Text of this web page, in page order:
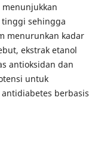
menunjukkan
sehingga
menurunkan kadar
ekstrak etanol
antioksidan dan
untuk
berbasis